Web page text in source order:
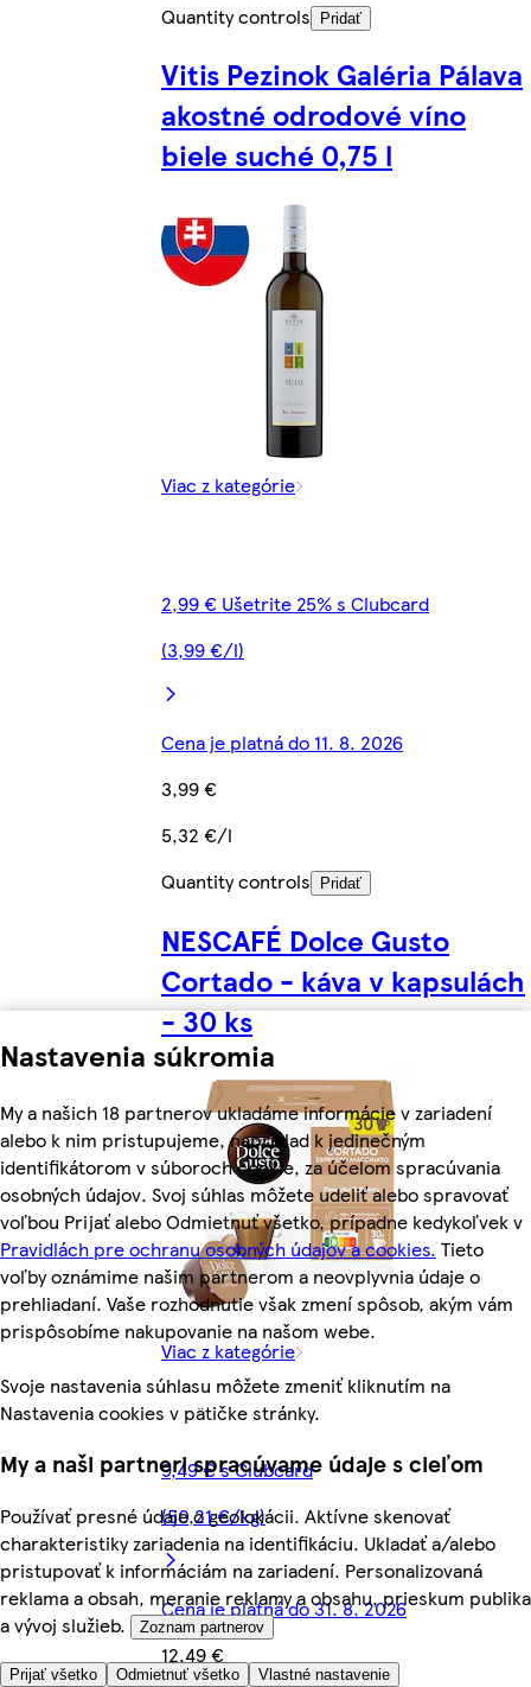
Nastavenia súkromia
My a našich 18 partnerov ukladáme informácie v zariadení
alebo k nim pristupujeme, napríklad k jedinečným
identifikátorom v súboroch cookie, za účelom spracúvania
osobných údajov. Svoj súhlas môžete udeliť alebo spravovať
voľbou Prijať alebo Odmietnuť všetko, prípadne kedykoľvek v
Pravidlách pre ochranu osobných údajov a cookies. Tieto
voľby oznámime našim partnerom a neovplyvnia údaje o
prehliadaní. Vaše rozhodnutie však zmení spôsob, akým vám
prispôsobíme nakupovanie na našom webe.
Svoje nastavenia súhlasu môžete zmeniť kliknutím na
Nastavenia cookies v pätičke stránky.
My a naši partneri spracúvame údaje s cieľom
Používať presné údaje o geolokácii. Aktívne skenovať
charakteristiky zariadenia na identifikáciu. Ukladať a/alebo
pristupovať k informáciám na zariadení. Personalizovaná
reklama a obsah, meranie reklamy a obsahu, prieskum publika
a vývoj služieb.
Zoznam partnerov
Prijať všetko Odmietnuť všetko Vlastné nastavenie
Quantity controls
Pridať
Vitis Pezinok Galéria Pálava
akostné odrodové víno
biele suché 0,75 l
Viac z kategórie
2,99 € Ušetrite 25% s Clubcard
(3,99 €/l)
Cena je platná do 11. 8. 2026
3,99 €
5,32 €/l
Quantity controls
Pridať
NESCAFÉ Dolce Gusto
Cortado - káva v kapsulách
- 30 ks
Viac z kategórie
9,49 € s Clubcard
(50,21 €/kg)
Cena je platná do 31. 8. 2026
12,49 €